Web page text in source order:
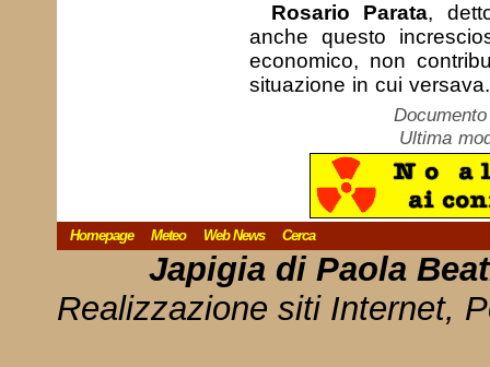
Rosario Parata,
anche questo
economico, non
situazione in cui versava.
Ultima
Homepage Meteo Web News Cerca
Japigia di Paola
Realizzazione siti Internet,